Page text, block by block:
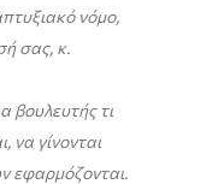
νόμο,
σας, κ.
βουλευτής τι
να γίνονται
εφαρμόζονται.